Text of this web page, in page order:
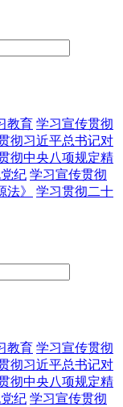
教育 学习宣传贯彻
彻习近平总书记对
彻中央八项规定精
纪 学习宣传贯彻
》
学习贯彻二十
教育 学习宣传贯彻
彻习近平总书记对
彻中央八项规定精
纪 学习宣传贯彻